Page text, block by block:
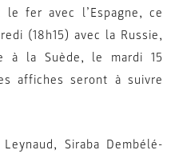
fer avec l’Espagne, ce
(18h15) avec la Russie,
à la Suède, le mardi 15
affiches seront à suivre
Leynaud, Siraba Dembélé-